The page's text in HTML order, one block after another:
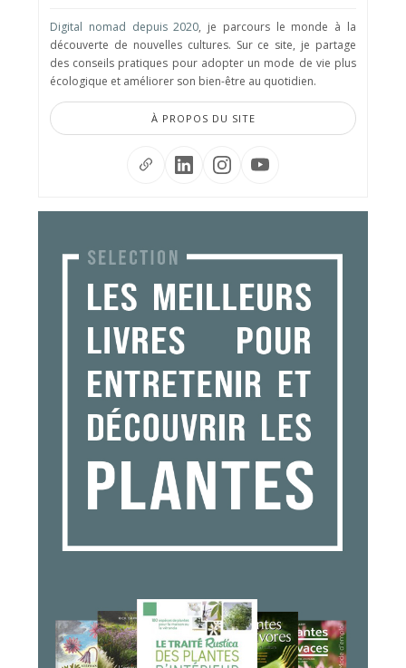
Digital nomad depuis 2020, je parcours le monde à la
découverte de nouvelles cultures. Sur ce site, je partage
des conseils pratiques pour adopter un mode de vie plus
écologique et améliorer son bien-être au quotidien.
À PROPOS DU SITE